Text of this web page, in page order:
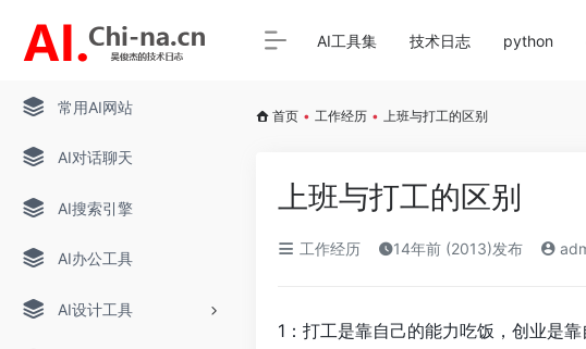
常用AI网站
AI对话聊天
AI搜索引擎
AI办公工具
AI设计工具
AI工具集 技术日志 python
首页 • 工作经历 • 上班与打工的区别
上班与打工的区别
工作经历 14年前 (2013)发布
1：打工是靠自己的能力吃饭，创业是